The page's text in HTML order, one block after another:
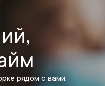
рядом с вами.